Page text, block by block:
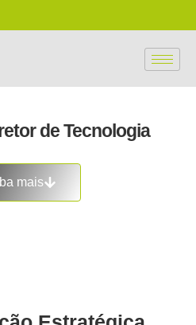
de Tecnologia
mais